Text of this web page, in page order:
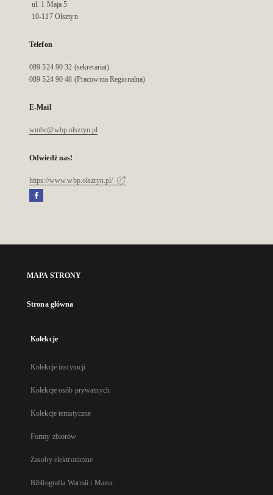
ul. 1 Maja 5
10-117 Olsztyn
Telefon
089 524 90 32 (sekretariat)
089 524 90 48 (Pracownia Regionalna)
E-Mail
wmbc@wbp.olsztyn.pl
Odwiedź nas!
https://www.wbp.olsztyn.pl/
MAPA STRONY
Strona główna
Kolekcje
Kolekcje instytucji
Kolekcje osób prywatnych
Kolekcje tematyczne
Formy zbiorów
Zasoby elektroniczne
Bibliografia Warmii i Mazur